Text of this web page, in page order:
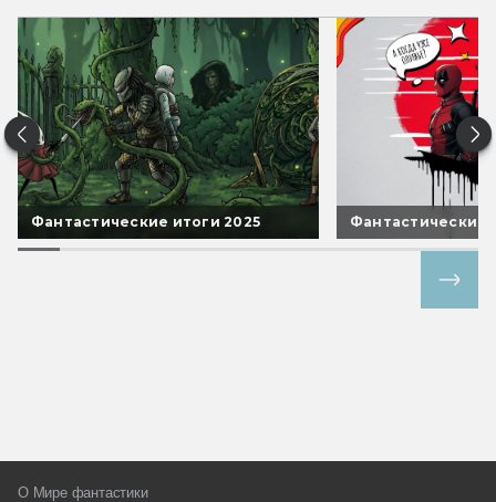
Фантастические итоги 2025 Фантастические
О Мире фантастики